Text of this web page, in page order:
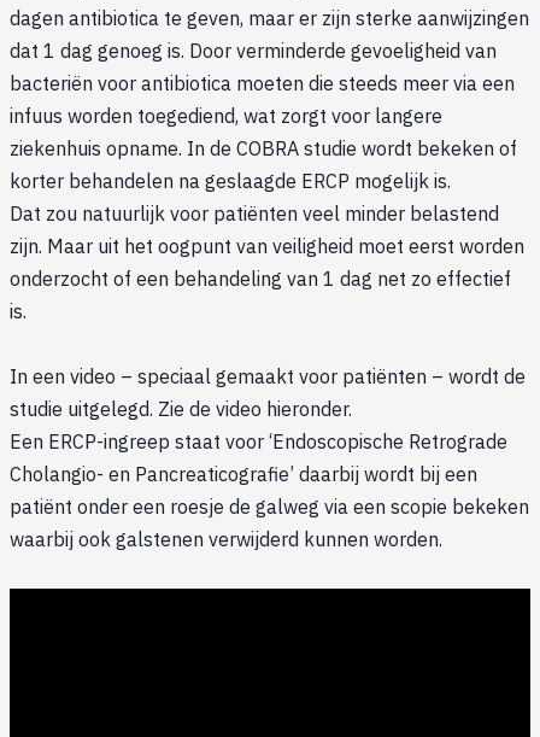
dagen antibiotica te geven, maar er zijn sterke aanwijzingen
dat 1 dag genoeg is. Door verminderde gevoeligheid van
bacteriën voor antibiotica moeten die steeds meer via een
infuus worden toegediend, wat zorgt voor langere
ziekenhuis opname. In de COBRA studie wordt bekeken of
korter behandelen na geslaagde ERCP mogelijk is.
Dat zou natuurlijk voor patiënten veel minder belastend
zijn. Maar uit het oogpunt van veiligheid moet eerst worden
onderzocht of een behandeling van 1 dag net zo effectief
is.
In een video – speciaal gemaakt voor patiënten – wordt de
studie uitgelegd. Zie de video hieronder.
Een ERCP-ingreep staat voor ‘Endoscopische Retrograde
Cholangio- en Pancreaticografie’ daarbij wordt bij een
patiënt onder een roesje de galweg via een scopie bekeken
waarbij ook galstenen verwijderd kunnen worden.